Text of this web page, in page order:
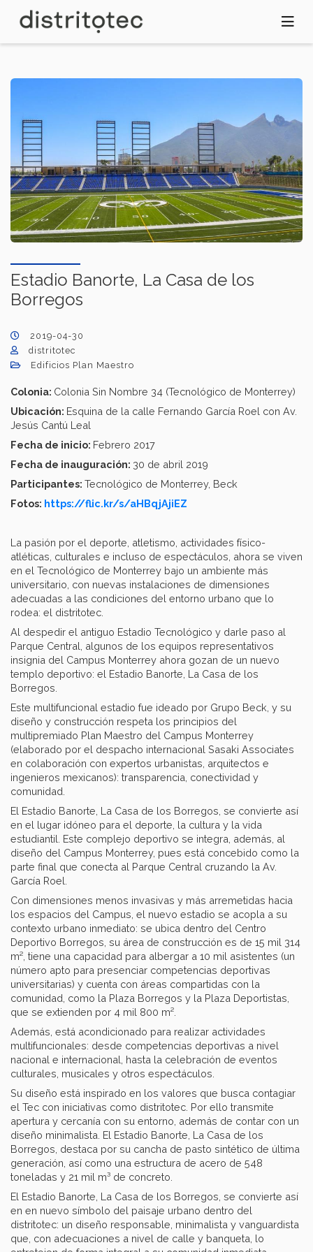
principal
Estadio Banorte, La Casa de los
Borregos
2019-04-30
distritotec
Edificios Plan Maestro
Colonia: Colonia Sin Nombre 34 (Tecnológico de Monterrey)
Ubicación: Esquina de la calle Fernando García Roel con Av.
Jesús Cantú Leal
Fecha de inicio: Febrero 2017
Fecha de inauguración: 30 de abril 2019
Participantes: Tecnológico de Monterrey, Beck
Fotos: https://flic.kr/s/aHBqjAjiEZ
La pasión por el deporte, atletismo, actividades físico-
atléticas, culturales e incluso de espectáculos, ahora se viven
en el Tecnológico de Monterrey bajo un ambiente más
universitario, con nuevas instalaciones de dimensiones
adecuadas a las condiciones del entorno urbano que lo
rodea: el distritotec.
Al despedir el antiguo Estadio Tecnológico y darle paso al
Parque Central, algunos de los equipos representativos
insignia del Campus Monterrey ahora gozan de un nuevo
templo deportivo: el Estadio Banorte, La Casa de los
Borregos.
Este multifuncional estadio fue ideado por Grupo Beck, y su
diseño y construcción respeta los principios del
multipremiado Plan Maestro del Campus Monterrey
(elaborado por el despacho internacional Sasaki Associates
en colaboración con expertos urbanistas, arquitectos e
ingenieros mexicanos): transparencia, conectividad y
comunidad.
El Estadio Banorte, La Casa de los Borregos, se convierte así
en el lugar idóneo para el deporte, la cultura y la vida
estudiantil. Este complejo deportivo se integra, además, al
diseño del Campus Monterrey, pues está concebido como la
parte final que conecta al Parque Central cruzando la Av.
García Roel.
Con dimensiones menos invasivas y más arremetidas hacia
los espacios del Campus, el nuevo estadio se acopla a su
contexto urbano inmediato: se ubica dentro del Centro
Deportivo Borregos, su área de construcción es de 15 mil 314
m², tiene una capacidad para albergar a 10 mil asistentes (un
número apto para presenciar competencias deportivas
universitarias) y cuenta con áreas compartidas con la
comunidad, como la Plaza Borregos y la Plaza Deportistas,
que se extienden por 4 mil 800 m².
Además, está acondicionado para realizar actividades
multifuncionales: desde competencias deportivas a nivel
nacional e internacional, hasta la celebración de eventos
culturales, musicales y otros espectáculos.
Su diseño está inspirado en los valores que busca contagiar
el Tec con iniciativas como distritotec. Por ello transmite
apertura y cercanía con su entorno, además de contar con un
diseño minimalista. El Estadio Banorte, La Casa de los
Borregos, destaca por su cancha de pasto sintético de última
generación, así como una estructura de acero de 548
toneladas y 21 mil m³ de concreto.
El Estadio Banorte, La Casa de los Borregos, se convierte así
en en nuevo símbolo del paisaje urbano dentro del
distritotec: un diseño responsable, minimalista y vanguardista
que, con adecuaciones a nivel de calle y banqueta, lo